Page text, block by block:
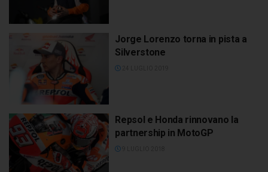
Jorge Lorenzo torna in pista a
Silverstone
Repsol e Honda rinnovano la
partnership in MotoGP